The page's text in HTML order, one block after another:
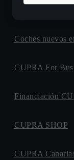
Coches nuevos
CUPRA For
Financiación
CUPRA SHOP
CUPRA